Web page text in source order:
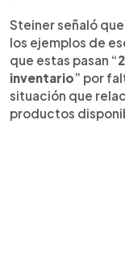
Steiner señaló
los ejemplos de
que estas pasan “
inventario” por
situación que
productos